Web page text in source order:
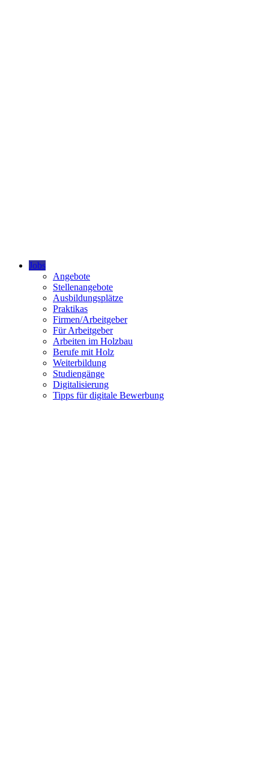
Jobs
Angebote
Stellenangebote
Ausbildungsplätze
Praktikas
Firmen/Arbeitgeber
Für Arbeitgeber
Arbeiten im Holzbau
Berufe mit Holz
Weiterbildung
Studiengänge
Digitalisierung
Tipps für digitale Bewerbung